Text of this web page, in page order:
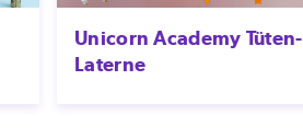
Unicorn Academy Tüten-
Laterne